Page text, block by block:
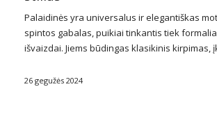
Palaidinės yra universalus irelegantiškas
spintos gabalas, puikiai tinkantis tiek
išvaizdai. Jiems būdingas klasikinis kirpimas,
suteikiančiomis jiems moterišką prisilietimą.
26 gegužės 2024